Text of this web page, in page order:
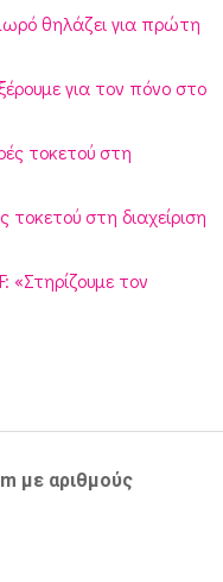
θηλάζει για πρώτη
για τον πόνο στο
τοκετού στη
στη διαχείριση
«Στηρίζουμε τον
με αριθμούς